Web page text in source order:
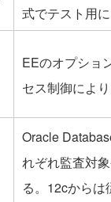
式でテスト用
EEのオプショ
セス制御によ
Oracle
れぞれ監査対
る。12cから